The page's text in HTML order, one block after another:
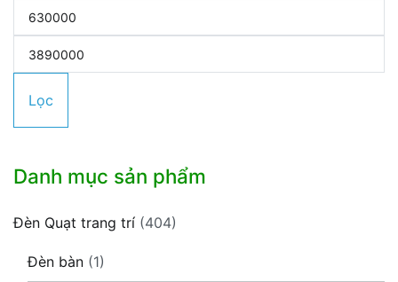
Giá
thiểu
Giá
tối
Lọc
Danh mục sản phẩm
Đèn Quạt trang trí (404)
Đèn bàn (1)